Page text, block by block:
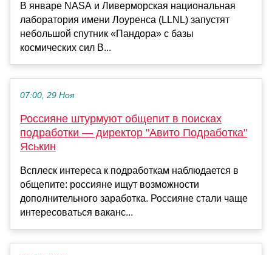
В январе NASA и Ливерморская национальная
лаборатория имени Лоуренса (LLNL) запустят
небольшой спутник «Пандора» с базы
космических сил В...
07:00, 29 Ноя
Россияне штурмуют общепит в поисках
подработки — директор "Авито Подработка"
Яськин
Всплеск интереса к подработкам наблюдается в
общепите: россияне ищут возможности
дополнительного заработка. Россияне стали чаще
интересоваться ваканс...